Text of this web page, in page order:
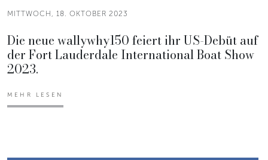
MITTWOCH, 18. OKTOBER 2023
Die neue wallywhy150 feiert ihr US-Debüt auf
der Fort Lauderdale International Boat Show
2023.
MEHR LESEN